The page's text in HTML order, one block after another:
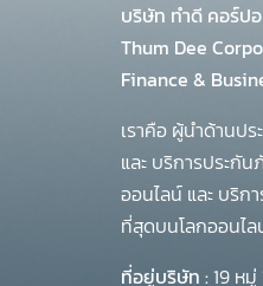
บริษัท ทำดี คอร์ป
Thum Dee
Finance &
เราคือ ผู้นำด้านป
และ บริการประกั
ออนไลน์ และ บริก
ที่สุดบนโลกออนไ
ที่อยู่บริษัท :19 ห